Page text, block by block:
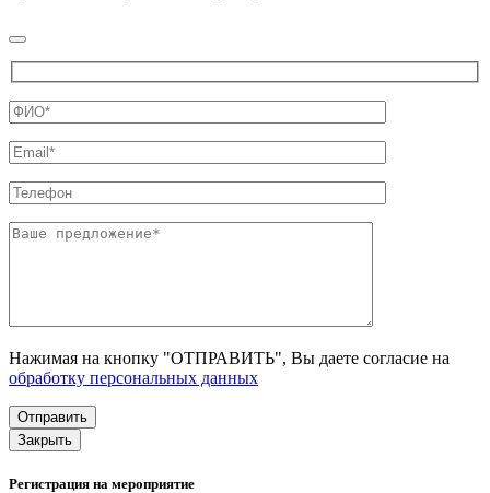
Нажимая на кнопку "ОТПРАВИТЬ", Вы даете согласие на
обработку персональных данных
Закрыть
Регистрация на мероприятие